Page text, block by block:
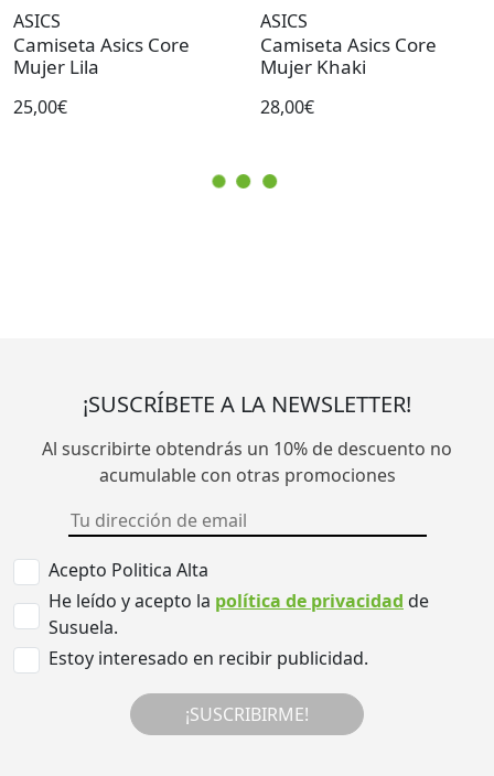
ASICS
Camiseta Asics Core
Mujer Lila
25,00€
ASICS
Camiseta Asics Core
Mujer Khaki
28,00€
¡SUSCRÍBETE A LA NEWSLETTER!
Al suscribirte obtendrás un 10% de descuento no
acumulable con otras promociones
Acepto Politica Alta
He leído y acepto la política de privacidad de
Susuela.
Estoy interesado en recibir publicidad.
¡SUSCRIBIRME!